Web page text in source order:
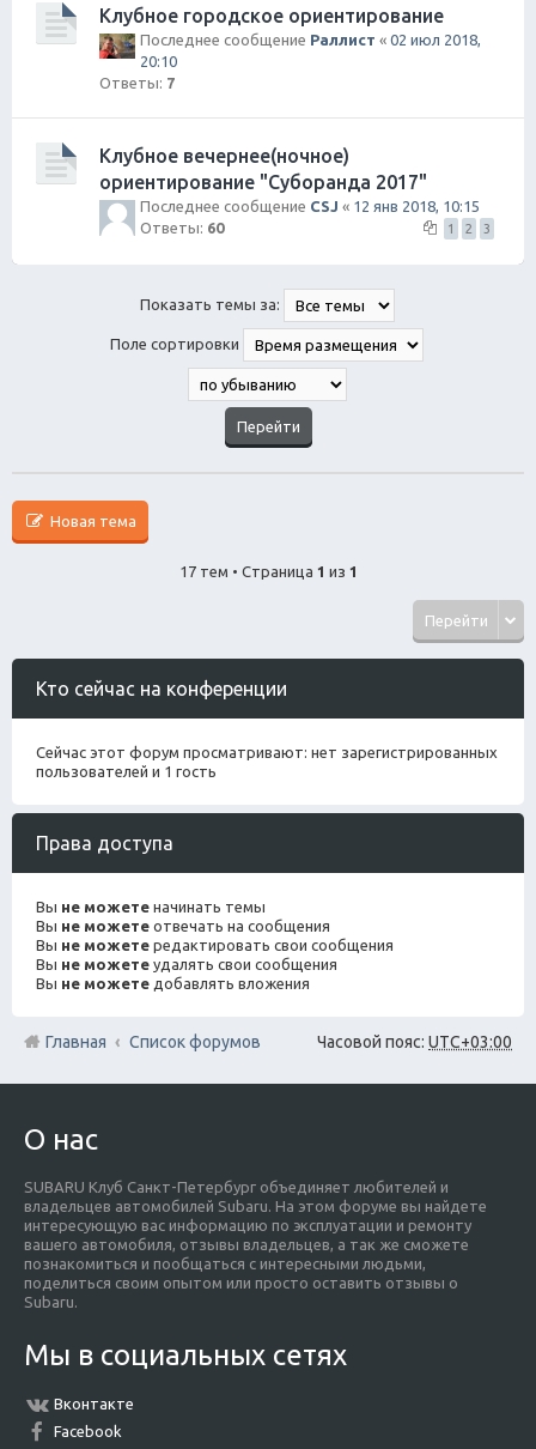
Клубное городское ориентирование
Последнее сообщение Раллист « 02 июл 2018,
20:10
Ответы: 7
Клубное вечернее(ночное)
ориентирование "Суборанда 2017"
Последнее сообщение CSJ « 12 янв 2018, 10:15
Ответы: 60 1 2 3
Показать темы за:
Поле сортировки
Новая тема
17 тем • Страница 1 из 1
Перейти
Кто сейчас на конференции
Сейчас этот форум просматривают: нет зарегистрированных
пользователей и 1 гость
Права доступа
Вы не можете начинать темы
Вы не можете отвечать на сообщения
Вы не можете редактировать свои сообщения
Вы не можете удалять свои сообщения
Вы не можете добавлять вложения
Часовой пояс: UTC+03:00
Главная Список форумов
О нас
SUBARU Клуб Санкт-Петербург объединяет любителей и
владельцев автомобилей Subaru. На этом форуме вы найдете
интересующую вас информацию по эксплуатации и ремонту
вашего автомобиля, отзывы владельцев, а так же сможете
познакомиться и пообщаться с интересными людьми,
поделиться своим опытом или просто оставить отзывы о
Subaru.
Мы в социальных сетях
Вконтакте
Facebook